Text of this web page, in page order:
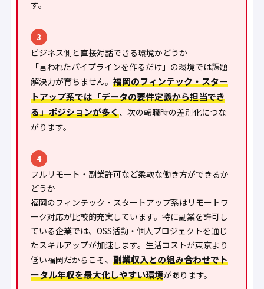
す。
3
ビジネス側と直接対話できる環境かどうか
「言われたパイプラインを作るだけ」の環境では課題
解決力が育ちません。 福岡のフィンテック・スター
トアップ系では「データの要件定義から担当でき
る」ポジションが多く、次の転職時の差別化につな
がります。
4
フルリモート・副業許可など柔軟な働き方ができるか
どうか
福岡のフィンテック・スタートアップ系はリモートワ
ーク対応が比較的充実しています。特に副業を許可し
ている企業では、OSS活動・個人プロジェクトを通じ
たスキルアップが加速します。生活コストが東京より
低い福岡だからこそ、 副業収入との組み合わせでト
ータル年収を最大化しやすい環境があります。